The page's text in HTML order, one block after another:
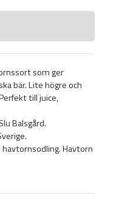
som ger
bär. Lite högre och
till juice,
Balsgård.
havtornsodling. Havtorn